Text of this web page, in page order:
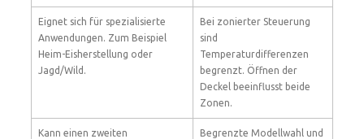
Eignet sich für spezialisierte
Anwendungen. Zum Beispiel
Heim-Eisherstellung oder
Jagd/Wild.
Bei zonierter Steuerung
sind
Temperaturdifferenzen
begrenzt. Öffnen der
Deckel beeinflusst beide
Zonen.
Kann einen zweiten
Begrenzte Modellwahl und